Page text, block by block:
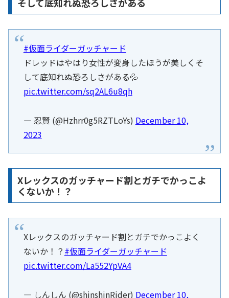
#仮面ライダーガッチャード
ドレッドはやはり女性が変身したほうが美しくそ
して底知れぬ恐ろしさがある💦
pic.twitter.com/sq2AL6u8qh
— 忍賢 (@Hzhrr0g5RZTLoYs) December 10,
2023
Xレックスのガッチャード割とガチでかっこよ
くないか！？
Xレックスのガッチャード割とガチでかっこよく
ないか！？ #仮面ライダーガッチャード
pic.twitter.com/La552YpVA4
— しんしん (@shinshinRider) December 10,